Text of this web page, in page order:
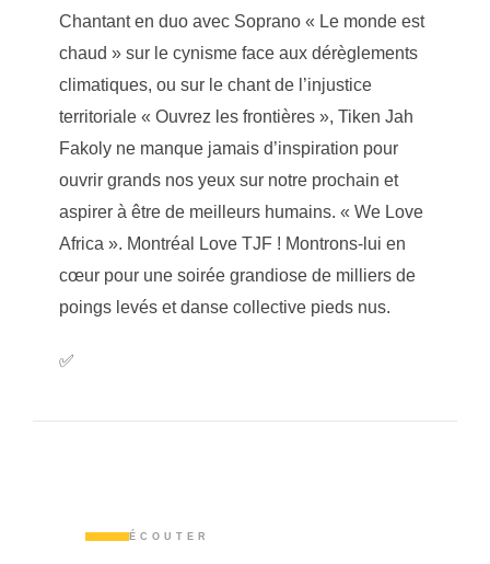
Chantant en duo avec Soprano « Le monde est
chaud » sur le cynisme face aux dérèglements
climatiques, ou sur le chant de l’injustice
territoriale « Ouvrez les frontières », Tiken Jah
Fakoly ne manque jamais d’inspiration pour
ouvrir grands nos yeux sur notre prochain et
aspirer à être de meilleurs humains. « We Love
Africa ». Montréal Love TJF ! Montrons-lui en
cœur pour une soirée grandiose de milliers de
poings levés et danse collective pieds nus.
✅
ÉCOUTER